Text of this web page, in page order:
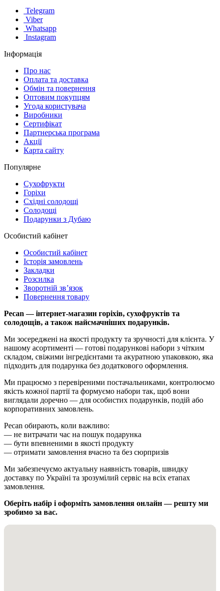
Telegram
Viber
Whatsapp
Instagram
Інформація
Про нас
Оплата та доставка
Обмін та повернення
Оптовим покупцям
Угода користувача
Виробники
Сертифікат
Партнерська програма
Акції
Карта сайту
Популярне
Сухофрукти
Горіхи
Східні солодощі
Солодощі
Подарунки з Дубаю
Особистий кабінет
Особистий кабінет
Історія замовлень
Закладки
Розсилка
Зворотній зв’язок
Повернення товару
Pecan — інтернет-магазин горіхів, сухофруктів та
солодощів, а також найсмачніших подарунків.
Ми зосереджені на якості продукту та зручності для клієнта. У
нашому асортименті — готові подарункові набори з чітким
складом, свіжими інгредієнтами та акуратною упаковкою, яка
підходить для подарунка без додаткового оформлення.
Ми працюємо з перевіреними постачальниками, контролюємо
якість кожної партії та формуємо набори так, щоб вони
виглядали доречно — для особистих подарунків, подій або
корпоративних замовлень.
Pecan обирають, коли важливо:
— не витрачати час на пошук подарунка
— бути впевненими в якості продукту
— отримати замовлення вчасно та без сюрпризів
Ми забезпечуємо актуальну наявність товарів, швидку
доставку по Україні та зрозумілий сервіс на всіх етапах
замовлення.
Оберіть набір і оформіть замовлення онлайн — решту ми
зробимо за вас.